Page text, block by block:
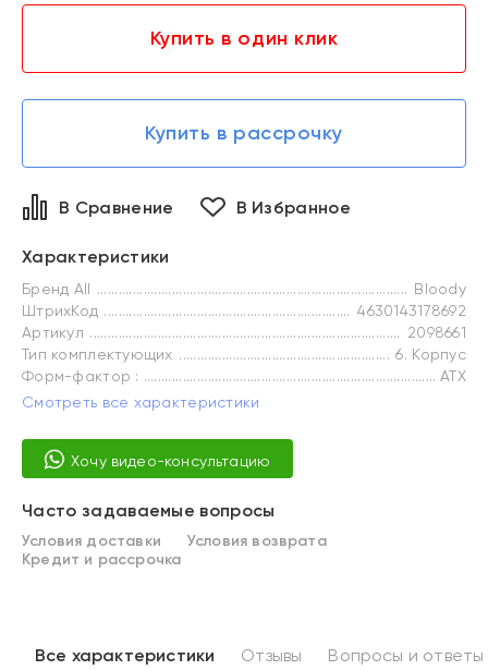
Купить в один клик
Купить в рассрочку
В Сравнение В Избранное
Характеристики
Бренд All
Bloody
ШтрихКод
4630143178692
Артикул
2098661
Тип комплектующих
6. Корпус
Форм-фактор :
ATX
Смотреть все характеристики
Хочу видео-консультацию
Часто задаваемые вопросы
Условия доставки
Условия возврата
Кредит и рассрочка
Все характеристики Отзывы Вопросы и ответы